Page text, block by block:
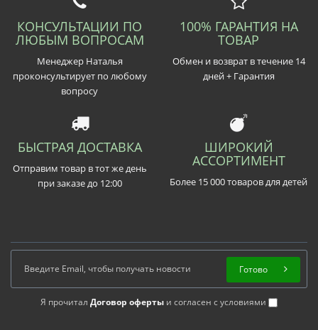
КОНСУЛЬТАЦИИ ПО
ЛЮБЫМ ВОПРОСАМ
Менеджер Наталья
проконсультирует по любому
вопросу
100% ГАРАНТИЯ НА
ТОВАР
Обмен и возврат в течение 14
дней + Гарантия
БЫСТРАЯ ДОСТАВКА
Отправим товар в тот же день
при заказе до 12:00
ШИРОКИЙ
АССОРТИМЕНТ
Более 15 000 товаров для детей
Я прочитал Договор оферты и согласен с условиями
Готово